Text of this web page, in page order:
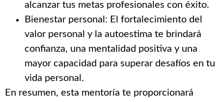
alcanzar tus metas profesionales con éxito.
Bienestar personal: El fortalecimiento del
valor personal y la autoestima te brindará
confianza, una mentalidad positiva y una
mayor capacidad para superar desafíos en tu
vida personal.
En resumen, esta mentoría te proporcionará